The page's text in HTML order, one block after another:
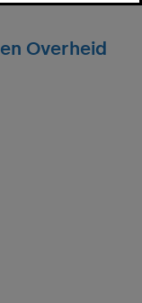
Overheid